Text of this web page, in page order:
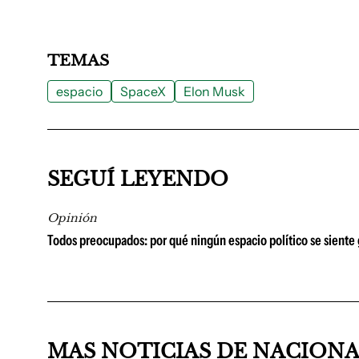
TEMAS
espacio SpaceX Elon Musk
SEGUÍ LEYENDO
Opinión
Todos preocupados: por qué ningún espacio político se siente
MAS NOTICIAS DE